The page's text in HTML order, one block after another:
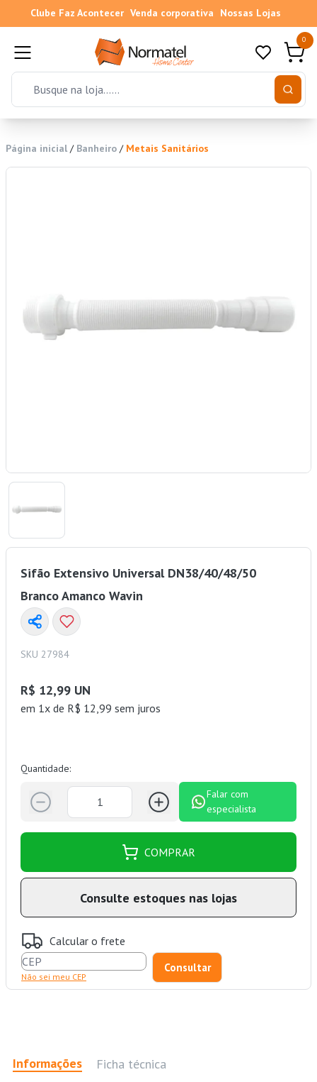
Clube Faz Acontecer Venda corporativa Nossas Lojas
0
Página inicial / Banheiro / Metais Sanitários
Sifão Extensivo Universal DN38/40/48/50
Branco Amanco Wavin
SKU 27984
R$ 12,99 UN
em 1x de R$ 12,99 sem juros
Quantidade:
Falar com
especialista
COMPRAR
Consulte estoques nas lojas
Calcular o frete
Não sei meu CEP
Informações Ficha técnica